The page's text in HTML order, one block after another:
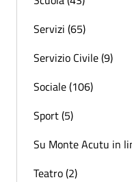
Servizi (65)
Servizio Civile (9)
Sociale (106)
Sport (5)
Su Monte Acutu in
Teatro (2)